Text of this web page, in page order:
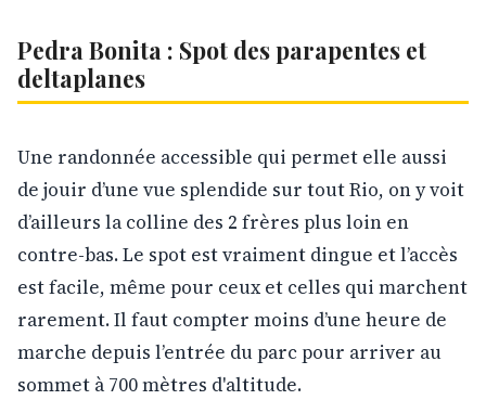
Pedra Bonita : Spot des parapentes et
deltaplanes
Une randonnée accessible qui permet elle aussi
de jouir d’une vue splendide sur tout Rio, on y voit
d’ailleurs la colline des 2 frères plus loin en
contre-bas. Le spot est vraiment dingue et l’accès
est facile, même pour ceux et celles qui marchent
rarement. Il faut compter moins d’une heure de
marche depuis l’entrée du parc pour arriver au
sommet à 700 mètres d'altitude.